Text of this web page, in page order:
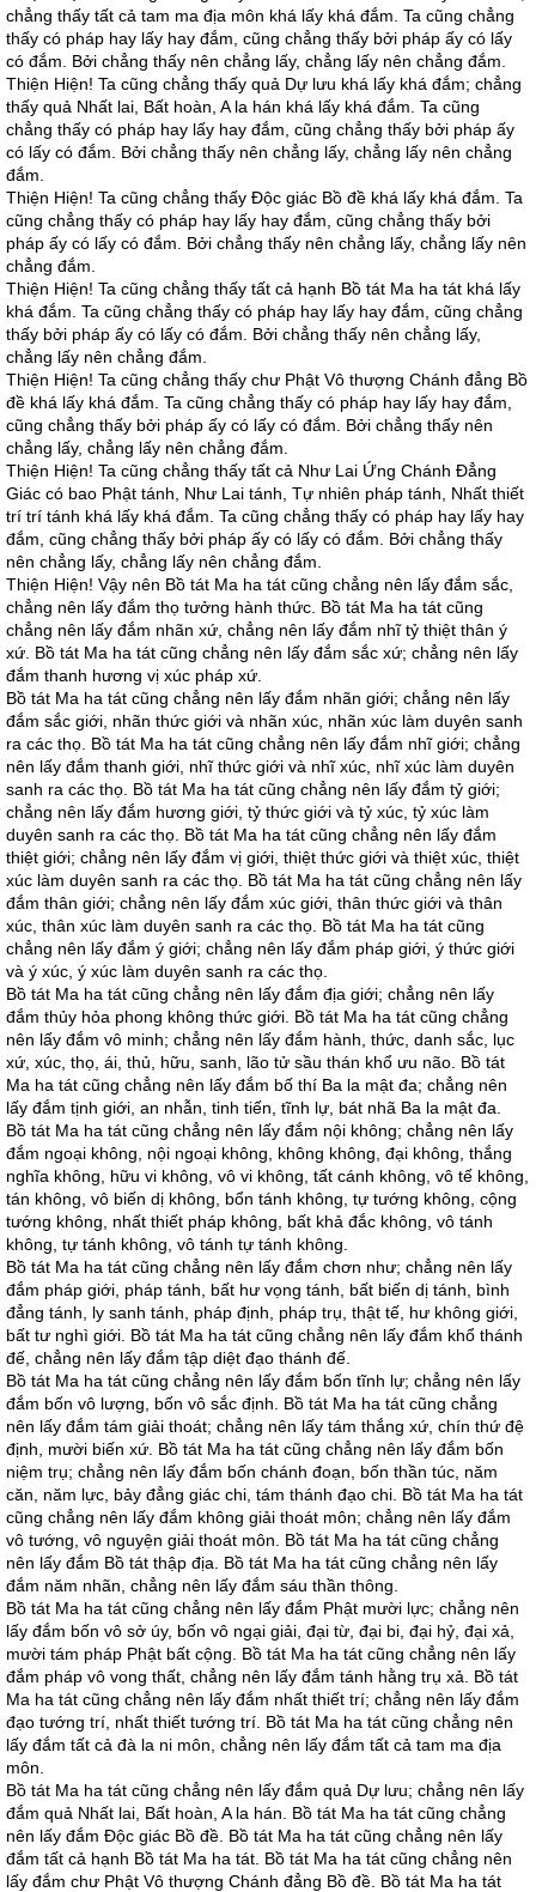
chẳng thấy tất cả tam ma địa môn khá lấy khá đắm. Ta cũng chẳng
thấy có pháp hay lấy hay đắm, cũng chẳng thấy bởi pháp ấy có lấy
có đắm. Bởi chẳng thấy nên chẳng lấy, chẳng lấy nên chẳng đắm.
Thiện Hiện! Ta cũng chẳng thấy quả Dự lưu khá lấy khá đắm; chẳng
thấy quả Nhất lai, Bất hoàn, A la hán khá lấy khá đắm. Ta cũng
chẳng thấy có pháp hay lấy hay đắm, cũng chẳng thấy bởi pháp ấy
có lấy có đắm. Bởi chẳng thấy nên chẳng lấy, chẳng lấy nên chẳng
đắm.
Thiện Hiện! Ta cũng chẳng thấy Độc giác Bồ đề khá lấy khá đắm. Ta
cũng chẳng thấy có pháp hay lấy hay đắm, cũng chẳng thấy bởi
pháp ấy có lấy có đắm. Bởi chẳng thấy nên chẳng lấy, chẳng lấy nên
chẳng đắm.
Thiện Hiện! Ta cũng chẳng thấy tất cả hạnh Bồ tát Ma ha tát khá lấy
khá đắm. Ta cũng chẳng thấy có pháp hay lấy hay đắm, cũng chẳng
thấy bởi pháp ấy có lấy có đắm. Bởi chẳng thấy nên chẳng lấy,
chẳng lấy nên chẳng đắm.
Thiện Hiện! Ta cũng chẳng thấy chư Phật Vô thượng Chánh đẳng Bồ
đề khá lấy khá đắm. Ta cũng chẳng thấy có pháp hay lấy hay đắm,
cũng chẳng thấy bởi pháp ấy có lấy có đắm. Bởi chẳng thấy nên
chẳng lấy, chẳng lấy nên chẳng đắm.
Thiện Hiện! Ta cũng chẳng thấy tất cả Như Lai Ứng Chánh Đẳng
Giác có bao Phật tánh, Như Lai tánh, Tự nhiên pháp tánh, Nhất thiết
trí trí tánh khá lấy khá đắm. Ta cũng chẳng thấy có pháp hay lấy hay
đắm, cũng chẳng thấy bởi pháp ấy có lấy có đắm. Bởi chẳng thấy
nên chẳng lấy, chẳng lấy nên chẳng đắm.
Thiện Hiện! Vậy nên Bồ tát Ma ha tát cũng chẳng nên lấy đắm sắc,
chẳng nên lấy đắm thọ tưởng hành thức. Bồ tát Ma ha tát cũng
chẳng nên lấy đắm nhãn xứ, chẳng nên lấy đắm nhĩ tỷ thiệt thân ý
xứ. Bồ tát Ma ha tát cũng chẳng nên lấy đắm sắc xứ; chẳng nên lấy
đắm thanh hương vị xúc pháp xứ.
Bồ tát Ma ha tát cũng chẳng nên lấy đắm nhãn giới; chẳng nên lấy
đắm sắc giới, nhãn thức giới và nhãn xúc, nhãn xúc làm duyên sanh
ra các thọ. Bồ tát Ma ha tát cũng chẳng nên lấy đắm nhĩ giới; chẳng
nên lấy đắm thanh giới, nhĩ thức giới và nhĩ xúc, nhĩ xúc làm duyên
sanh ra các thọ. Bồ tát Ma ha tát cũng chẳng nên lấy đắm tỷ giới;
chẳng nên lấy đắm hương giới, tỷ thức giới và tỷ xúc, tỷ xúc làm
duyên sanh ra các thọ. Bồ tát Ma ha tát cũng chẳng nên lấy đắm
thiệt giới; chẳng nên lấy đắm vị giới, thiệt thức giới và thiệt xúc, thiệt
xúc làm duyên sanh ra các thọ. Bồ tát Ma ha tát cũng chẳng nên lấy
đắm thân giới; chẳng nên lấy đắm xúc giới, thân thức giới và thân
xúc, thân xúc làm duyên sanh ra các thọ. Bồ tát Ma ha tát cũng
chẳng nên lấy đắm ý giới; chẳng nên lấy đắm pháp giới, ý thức giới
và ý xúc, ý xúc làm duyên sanh ra các thọ.
Bồ tát Ma ha tát cũng chẳng nên lấy đắm địa giới; chẳng nên lấy
đắm thủy hỏa phong không thức giới. Bồ tát Ma ha tát cũng chẳng
nên lấy đắm vô minh; chẳng nên lấy đắm hành, thức, danh sắc, lục
xứ, xúc, thọ, ái, thủ, hữu, sanh, lão tử sầu thán khổ ưu não. Bồ tát
Ma ha tát cũng chẳng nên lấy đắm bố thí Ba la mật đa; chẳng nên
lấy đắm tịnh giới, an nhẫn, tinh tiến, tĩnh lự, bát nhã Ba la mật đa.
Bồ tát Ma ha tát cũng chẳng nên lấy đắm nội không; chẳng nên lấy
đắm ngoại không, nội ngoại không, không không, đại không, thắng
nghĩa không, hữu vi không, vô vi không, tất cánh không, vô tế không,
tán không, vô biến dị không, bổn tánh không, tự tướng không, cộng
tướng không, nhất thiết pháp không, bất khả đắc không, vô tánh
không, tự tánh không, vô tánh tự tánh không.
Bồ tát Ma ha tát cũng chẳng nên lấy đắm chơn như; chẳng nên lấy
đắm pháp giới, pháp tánh, bất hư vọng tánh, bất biến dị tánh, bình
đẳng tánh, ly sanh tánh, pháp định, pháp trụ, thật tế, hư không giới,
bất tư nghì giới. Bồ tát Ma ha tát cũng chẳng nên lấy đắm khổ thánh
đế, chẳng nên lấy đắm tập diệt đạo thánh đế.
Bồ tát Ma ha tát cũng chẳng nên lấy đắm bốn tĩnh lự; chẳng nên lấy
đắm bốn vô lượng, bốn vô sắc định. Bồ tát Ma ha tát cũng chẳng
nên lấy đắm tám giải thoát; chẳng nên lấy tám thắng xứ, chín thứ đệ
định, mười biến xứ. Bồ tát Ma ha tát cũng chẳng nên lấy đắm bốn
niệm trụ; chẳng nên lấy đắm bốn chánh đoạn, bốn thần túc, năm
căn, năm lực, bảy đẳng giác chi, tám thánh đạo chi. Bồ tát Ma ha tát
cũng chẳng nên lấy đắm không giải thoát môn; chẳng nên lấy đắm
vô tướng, vô nguyện giải thoát môn. Bồ tát Ma ha tát cũng chẳng
nên lấy đắm Bồ tát thập địa. Bồ tát Ma ha tát cũng chẳng nên lấy
đắm năm nhãn, chẳng nên lấy đắm sáu thần thông.
Bồ tát Ma ha tát cũng chẳng nên lấy đắm Phật mười lực; chẳng nên
lấy đắm bốn vô sở úy, bốn vô ngại giải, đại từ, đại bi, đại hỷ, đại xả,
mười tám pháp Phật bất cộng. Bồ tát Ma ha tát cũng chẳng nên lấy
đắm pháp vô vong thất, chẳng nên lấy đắm tánh hằng trụ xả. Bồ tát
Ma ha tát cũng chẳng nên lấy đắm nhất thiết trí; chẳng nên lấy đắm
đạo tướng trí, nhất thiết tướng trí. Bồ tát Ma ha tát cũng chẳng nên
lấy đắm tất cả đà la ni môn, chẳng nên lấy đắm tất cả tam ma địa
môn.
Bồ tát Ma ha tát cũng chẳng nên lấy đắm quả Dự lưu; chẳng nên lấy
đắm quả Nhất lai, Bất hoàn, A la hán. Bồ tát Ma ha tát cũng chẳng
nên lấy đắm Độc giác Bồ đề. Bồ tát Ma ha tát cũng chẳng nên lấy
đắm tất cả hạnh Bồ tát Ma ha tát. Bồ tát Ma ha tát cũng chẳng nên
lấy đắm chư Phật Vô thượng Chánh đẳng Bồ đề. Bồ tát Ma ha tát